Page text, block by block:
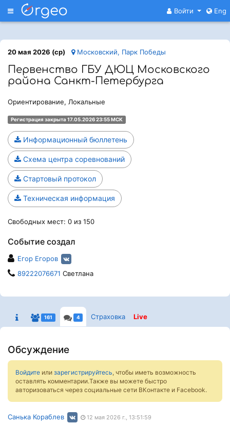
Меню Войти Eng
20 мая 2026 (ср) Московский, Парк Победы
Первенство ГБУ ДЮЦ Московского
района Санкт-Петербурга
Ориентирование, Локальные
Регистрация закрыта 17.05.2026 23:55 МСК
Информационный бюллетень
Схема центра соревнований
Стартовый протокол
Техническая информация
Свободных мест: 0 из 150
Событие создал
Егор Егоров
89222076671 Светлана
161 4 Страховка Live
Обсуждение
Войдите или зарегистрируйтесь, чтобы иметь возможность
оставлять комментарии.Также вы можете быстро
авторизоваться через социальные сети ВКонтакте и Facebook.
Санька Кораблев 12 мая 2026 г., 13:51:59